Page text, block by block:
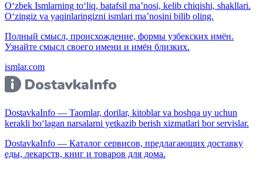
O‘zbek Ismlarning to‘liq, batafsil ma’nosi, kelib chiqishi, shakllari.
O‘zingiz va yaqinlaringizni ismlari ma’nosini bilib oling.
Полный смысл, происхождение, формы узбекских имён.
Узнайте смысл своего имени и имён близких.
ismlar.com
DostavkaInfo — Taomlar, dorilar, kitoblar va boshqa uy uchun
kerakli bo‘lagan narsalarni yetkazib berish xizmatlari bor servislar.
DostavkaInfo — Каталог сервисов, предлагающих доставку
еды, лекарств, книг и товаров для дома.